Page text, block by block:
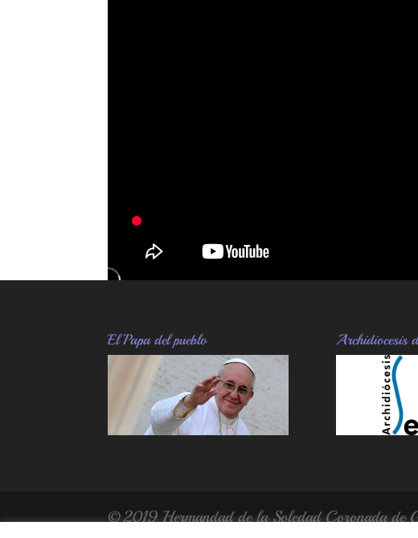
El Papa del pueblo Archidiocesis
© 2019 Hermandad de la Soledad Coronada de